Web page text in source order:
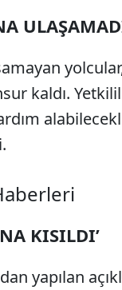
kaldı.
KISILDI’
yapılan